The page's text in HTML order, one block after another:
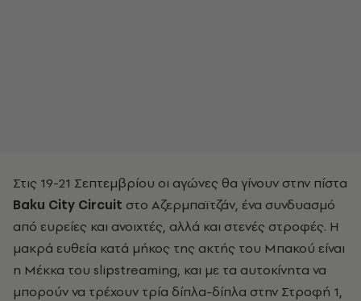
Στις 19-21 Σεπτεμβρίου οι αγώνες θα γίνουν στην πίστα
Baku City Circuit στο Αζερμπαϊτζάν, ένα συνδυασμό
από ευρείες και ανοιχτές, αλλά και στενές στροφές. Η
μακρά ευθεία κατά μήκος της ακτής του Μπακού είναι
η Μέκκα του slipstreaming, και με τα αυτοκίνητα να
μπορούν να τρέχουν τρία δίπλα-δίπλα στην Στροφή 1,